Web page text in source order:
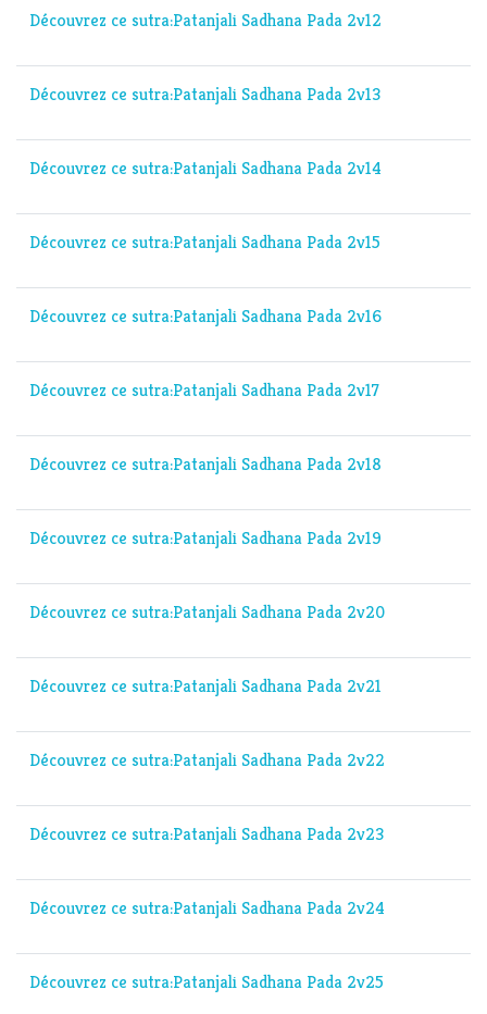
Découvrez ce sutra:Patanjali Sadhana Pada 2v12
Découvrez ce sutra:Patanjali Sadhana Pada 2v13
Découvrez ce sutra:Patanjali Sadhana Pada 2v14
Découvrez ce sutra:Patanjali Sadhana Pada 2v15
Découvrez ce sutra:Patanjali Sadhana Pada 2v16
Découvrez ce sutra:Patanjali Sadhana Pada 2v17
Découvrez ce sutra:Patanjali Sadhana Pada 2v18
Découvrez ce sutra:Patanjali Sadhana Pada 2v19
Découvrez ce sutra:Patanjali Sadhana Pada 2v20
Découvrez ce sutra:Patanjali Sadhana Pada 2v21
Découvrez ce sutra:Patanjali Sadhana Pada 2v22
Découvrez ce sutra:Patanjali Sadhana Pada 2v23
Découvrez ce sutra:Patanjali Sadhana Pada 2v24
Découvrez ce sutra:Patanjali Sadhana Pada 2v25